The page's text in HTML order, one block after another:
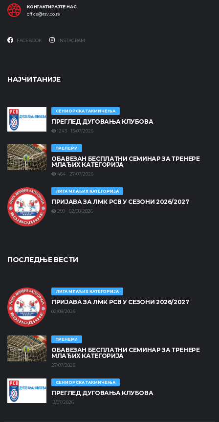
КОНТАКТИРАЈТЕ НАС
office@rsv.co.rs
FACEBOOK INSTAGRAM
НАЈЧИТАНИЈЕ
СЕНИОРСКА ТАКМИЧЕЊА
ПРЕГЛЕД ДУГОВАЊА КЛУБОВА
1243 13/07/2026
ТРЕНЕРИ
ОБАВЕЗАН БЕСПЛАТНИ СЕМИНАР ЗА ТРЕНЕРЕ
МЛАЂИХ КАТЕГОРИЈА
464 27/07/2026
ЛИГА МЛАЂИХ КАТЕГОРИЈА
ПРИЈАВА ЗА ЛМК РСВ У СЕЗОНИ 2026/2027
299 02/08/2026
ПОСЛЕДЊЕ ВЕСТИ
ЛИГА МЛАЂИХ КАТЕГОРИЈА
ПРИЈАВА ЗА ЛМК РСВ У СЕЗОНИ 2026/2027
02/08/2026
ТРЕНЕРИ
ОБАВЕЗАН БЕСПЛАТНИ СЕМИНАР ЗА ТРЕНЕРЕ
МЛАЂИХ КАТЕГОРИЈА
27/07/2026
СЕНИОРСКА ТАКМИЧЕЊА
ПРЕГЛЕД ДУГОВАЊА КЛУБОВА
13/07/2026